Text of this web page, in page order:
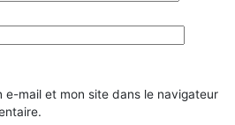
e-mail et mon site dans le navigateur